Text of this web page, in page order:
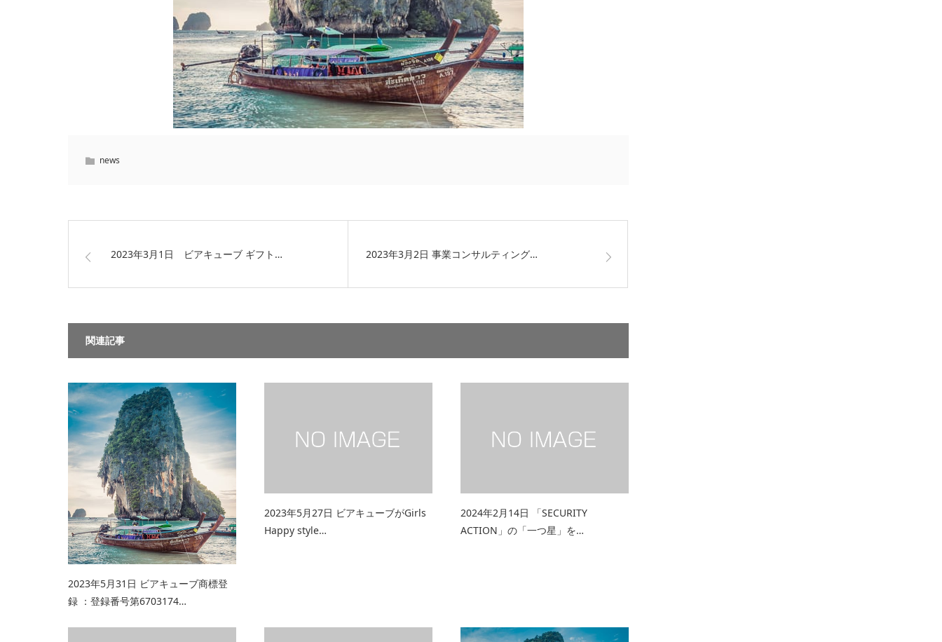
news
2023年3月1日 ビアキューブ ギフト… 2023年3月2日 事業コンサルティング…
関連記事
2023年5月31日 ビアキューブ商標登
録 ：登録番号第6703174…
2023年5月27日 ビアキューブがGirls
Happy style…
2024年2月14日 「SECURITY
ACTION」の「一つ星」を…